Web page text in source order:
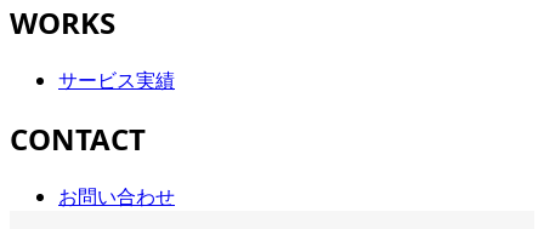
WORKS
サービス実績
CONTACT
お問い合わせ